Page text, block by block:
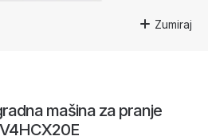
Zumiraj
mašina za pranje